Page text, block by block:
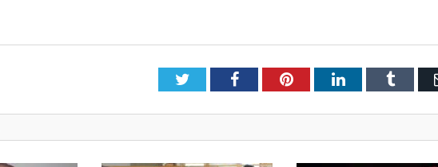
TwitterFacebookPinterestLinkedIn